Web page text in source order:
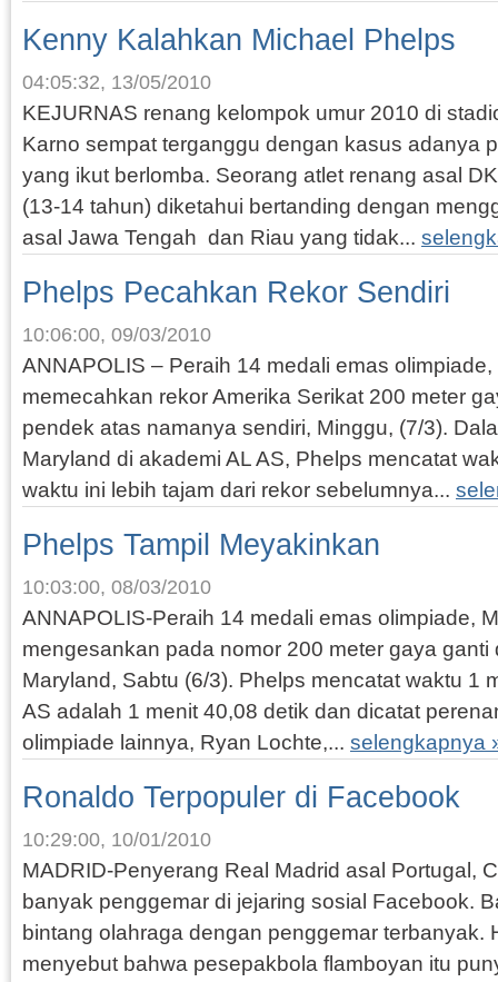
Kenny Kalahkan Michael Phelps
04:05:32, 13/05/2010
KEJURNAS renang kelompok umur 2010 di
Karno sempat terganggu dengan kasus adanya
yang ikut berlomba. Seorang atlet renang asal
(13-14 tahun) diketahui bertanding dengan
asal Jawa Tengah dan Riau yang tidak...
Phelps Pecahkan Rekor Sendiri
10:06:00, 09/03/2010
ANNAPOLIS – Peraih 14 medali emas
memecahkan rekor Amerika Serikat 200 meter
pendek atas namanya sendiri, Minggu, (7/3).
Maryland di akademi AL AS, Phelps mencatat
waktu ini lebih tajam dari rekor sebelumnya...
Phelps Tampil Meyakinkan
10:03:00, 08/03/2010
ANNAPOLIS-Peraih 14 medali emas olimpiade,
mengesankan pada nomor 200 meter gaya ganti
Maryland, Sabtu (6/3). Phelps mencatat waktu 1
AS adalah 1 menit 40,08 detik dan dicatat
olimpiade lainnya, Ryan Lochte,... selengkapnya
Ronaldo Terpopuler di Facebook
10:29:00, 10/01/2010
MADRID-Penyerang Real Madrid asal Portugal,
banyak penggemar di jejaring sosial Facebook.
bintang olahraga dengan penggemar terbanyak.
menyebut bahwa pesepakbola flamboyan itu